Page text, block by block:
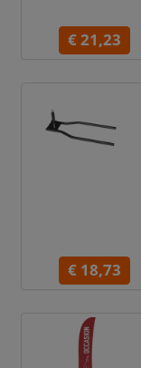
€ 21,23
€ 18,73